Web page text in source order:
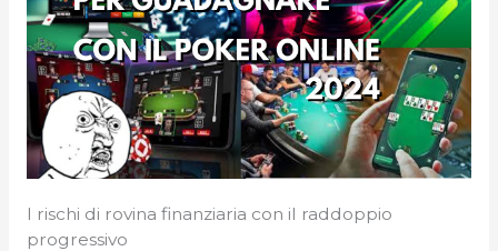
I rischi di rovina finanziaria con il raddoppio
progressivo